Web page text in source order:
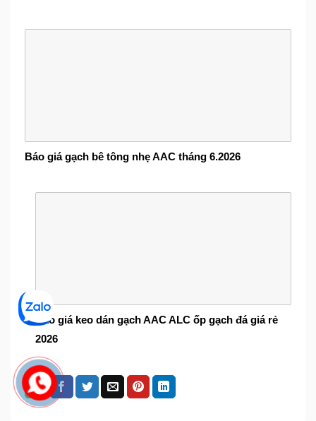
Báo giá gạch bê tông nhẹ AAC tháng 6.2026
Báo giá keo dán gạch AAC ALC ốp gạch đá giá rẻ
2026